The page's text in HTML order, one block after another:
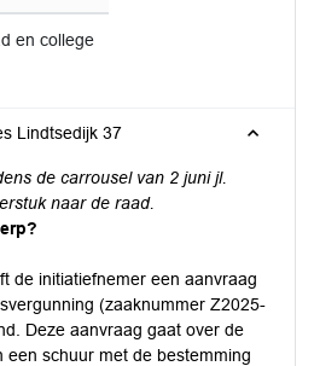
en college
Lindtsedijk 37
de carrousel van 2 juni jl.
naar de raad.
de initiatiefnemer een aanvraag
(zaaknummer Z2025-
Deze aanvraag gaat over de
een schuur met de bestemming